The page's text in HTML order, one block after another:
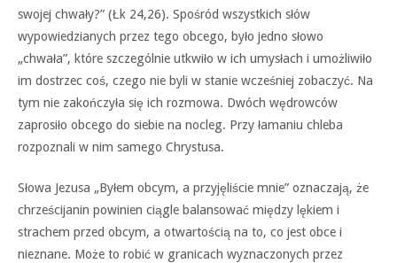
swojej chwały?” (Łk 24,26). Spośród wszystkich słów
wypowiedzianych przez tego obcego, było jedno słowo
„chwała”, które szczególnie utkwiło w ich umysłach i umożliwiło
im dostrzec coś, czego nie byli w stanie wcześniej zobaczyć. Na
tym nie zakończyła się ich rozmowa. Dwóch wędrowców
zaprosiło obcego do siebie na nocleg. Przy łamaniu chleba
rozpoznali w nim samego Chrystusa.
Słowa Jezusa „Byłem obcym, a przyjęliście mnie” oznaczają, że
chrześcijanin powinien ciągle balansować między lękiem i
strachem przed obcym, a otwartością na to, co jest obce i
nieznane. Może to robić w granicach wyznaczonych przez